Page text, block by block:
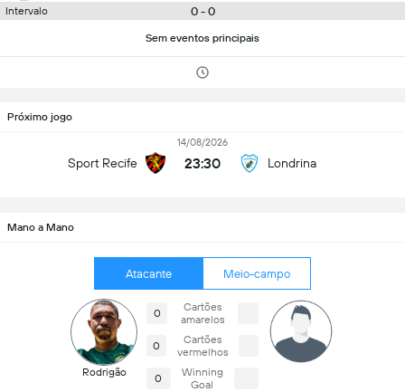
Intervalo 0 - 0
Sem eventos principais
Próximo jogo
Sport Recife
14/08/2026
23:30 Londrina
Mano a Mano
Atacante Meio-campo
Rodrigão
0
Cartões
amarelos
0
Cartões
vermelhos
0
Winning
Goal